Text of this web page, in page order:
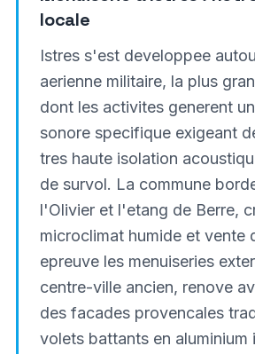
locale
Istres s'est developpee
aerienne militaire, la plus
dont les activites generent
sonore specifique exigeant
tres haute isolation
de survol. La commune
l'Olivier et l'etang de Berre,
microclimat humide et vente
epreuve les menuiseries
centre-ville ancien, renove
des facades provencales
volets battants en aluminium